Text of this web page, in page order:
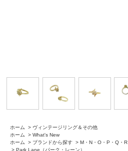
ホーム > ヴィンテージリング＆その他
ホーム
> What's New
ホーム
> ブランドから探す > M・N・O・P・Q・R